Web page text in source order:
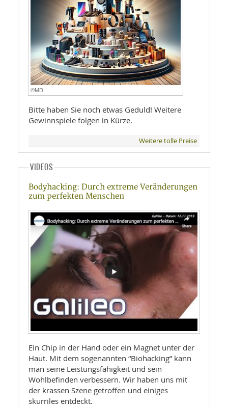
©MD
Bitte haben Sie noch etwas Geduld! Weitere
Gewinnspiele folgen in Kürze.
Weitere tolle Preise
VIDEOS
Bodyhacking: Durch extreme Veränderungen
zum perfekten Menschen
Ein Chip in der Hand oder ein Magnet unter der
Haut. Mit dem sogenannten “Biohacking” kann
man seine Leistungsfähigkeit und sein
Wohlbefinden verbessern. Wir haben uns mit
der krassen Szene getroffen und einiges
skurriles entdeckt.